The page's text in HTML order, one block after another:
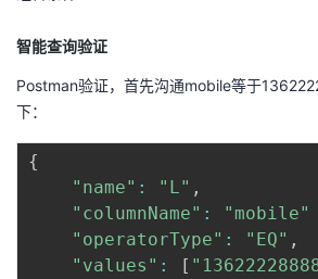
智能查询验证
Postman验证，首先沟通mobile等于
下：
{
"name" : "L" ,
"columnName" :
"mobile"
"operatorType" : "EQ" ,
"values" : [